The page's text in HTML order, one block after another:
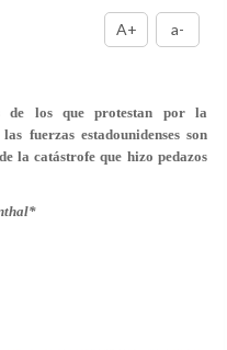
A+ a-
de los que protestan por la
fuerzas estadounidenses son
la catástrofe que hizo pedazos